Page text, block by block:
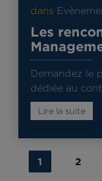
dans
Les
Demandez le
dédiée au
Lire la suite
1 2